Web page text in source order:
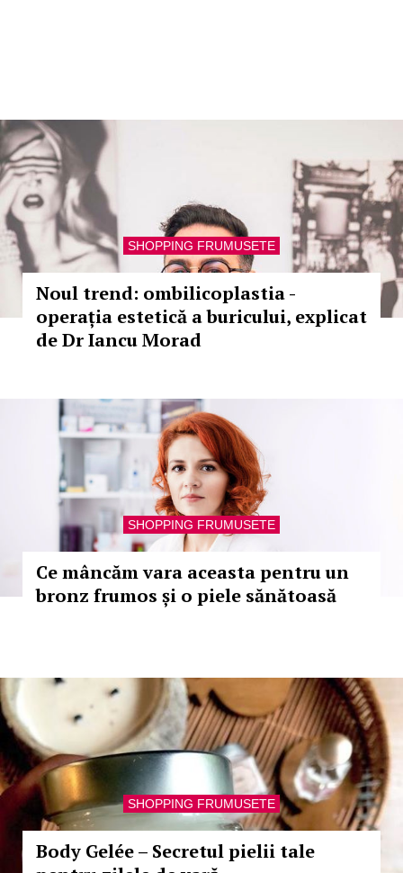
SHOPPING FRUMUSETE
Noul trend: ombilicoplastia -
operația estetică a buricului, explicat
de Dr Iancu Morad
SHOPPING FRUMUSETE
Ce mâncăm vara aceasta pentru un
bronz frumos și o piele sănătoasă
SHOPPING FRUMUSETE
Body Gelée – Secretul pielii tale